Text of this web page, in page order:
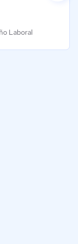
Laboral